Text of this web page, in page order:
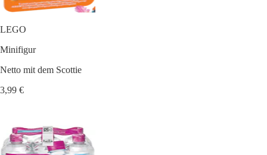
LEGO
Minifigur
Netto mit dem Scottie
3,99 €